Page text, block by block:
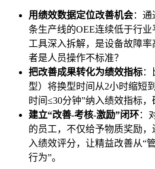
用绩效数据定位改善机会：
条生产线的OEE连续低于行
工具深入拆解，是设备故障
者是人员操作不标准？
把改善成果转化为绩效指标
型）将换型时间从2小时缩短
时间≤30分钟”纳入绩效指标，
建立“改善-考核-激励”闭环：
的员工，不仅给予物质奖励，
入绩效评分，让精益改善从“
行为”。